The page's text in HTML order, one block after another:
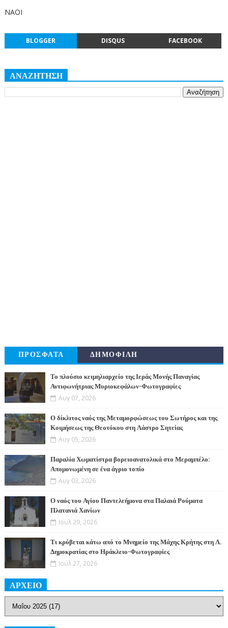
ΝΑΟΙ
BLOGGER DISQUS FACEBOOK
ΑΝΑΖΗΤΗΣΗ
ΠΡΟΣΦΑΤΑ ΔΗΜΟΦΙΛΗ
Το πλούσιο κειμηλιαρχείο της Ιεράς Μονής Παναγίας
Αντιφωνήτριας Μυριοκεφάλων-Φωτογραφίες
Αυγ 07, 2026
Ο δίκλιτος ναός της Μεταμορφώσεως του Σωτήρος και της
Κοιμήσεως της Θεοτόκου στη Λάστρο Σητείας
Αυγ 05, 2026
Παραλία Χωματίστρα βορειοανατολικά στο Μεραμπέλο:
Απομονωμένη σε ένα άγριο τοπίο
Αυγ 03, 2026
Ο ναός του Αγίου Παντελεήμονα στα Παλαιά Ρούματα
Πλατανιά Χανίων
Ιουλ 29, 2026
Τι κρύβεται κάτω από το Μνημείο της Μάχης Κρήτης στη Λ.
Δημοκρατίας στο Ηράκλειο-Φωτογραφίες
Ιουλ 27, 2026
ΑΡΧΕΙΟ